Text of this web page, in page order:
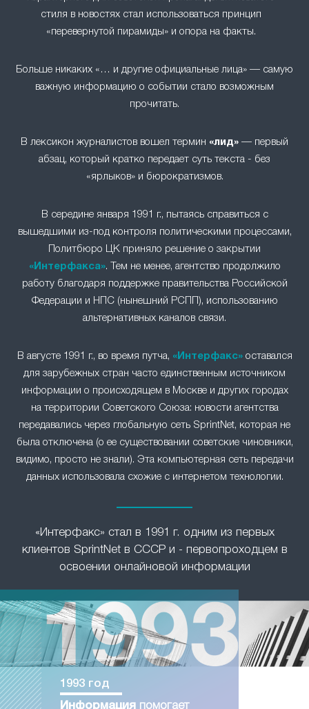
стиля в новостях стал использоваться принцип
«перевернутой пирамиды» и опора на факты.
Больше никаких «… и другие официальные лица» — самую
важную информацию о событии стало возможным
прочитать.
В лексикон журналистов вошел термин «лид» — первый
абзац, который кратко передает суть текста - без
«ярлыков» и бюрократизмов.
В середине января 1991 г., пытаясь справиться с
вышедшими из-под контроля политическими процессами,
Политбюро ЦК приняло решение о закрытии
«Интерфакса». Тем не менее, агентство продолжило
работу благодаря поддержке правительства Российской
Федерации и НПС (нынешний РСПП), использованию
альтернативных каналов связи.
В августе 1991 г., во время путча, «Интерфакс»оставался
для зарубежных стран часто единственным источником
информации о происходящем в Москве и других городах
на территории Советского Союза: новости агентства
передавались через глобальную сеть SprintNet, которая не
была отключена (о ее существовании советские чиновники,
видимо, просто не знали). Эта компьютерная сеть передачи
данных использовала схожие с интернетом технологии.
«Интерфакс» стал в 1991 г. одним из первых
клиентов SprintNet в СССР и - первопроходцем в
освоении онлайновой информации
1993 год
Информация помогает